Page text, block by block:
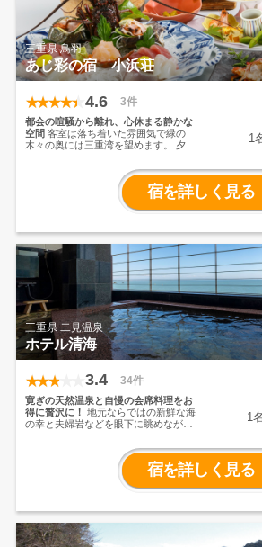
望するレストラン「潮騒」にてバイキ
ングになります。 鳥羽湾まで徒歩15
分、伊勢神宮まで車で30分と伊勢志摩
観光の拠点にも最適です。
三重県 鳥羽
あじ彩の宿 小浜荘
4.6 3件
都会の喧騒から離れ、心休まる静かな
空間 客室は落ち着いた雰囲気で緑の
木々の奥には三重湾を望めます。
夕食
お愉しみいただ
1
宿を詳しく見る
三重県 二見温泉
ホテル清海
3.4 34件
寛ぎの天然温泉と自慢の会席料理をお
得に贅沢に！ 地元ならではの新鮮な海
の幸と夫婦岩などを眼下に眺めながら
1名
宿を詳しく見る